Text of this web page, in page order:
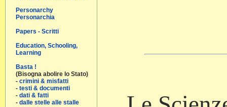
Personarchy
Personarchia
Papers - Scritti
Education, Schooling,
Learning
Basta !
(Bisogna abolire lo Stato)
- crimini & misfatti
- testi & documenti
- dati & fatti
- dalle stelle alle stalle